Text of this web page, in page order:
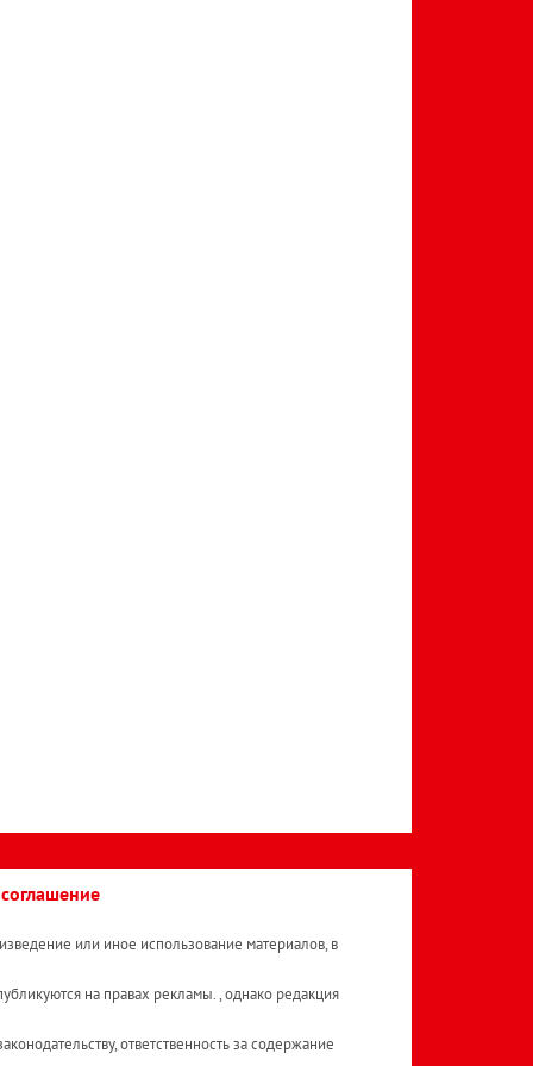
или иное использование материалов, в
на правах рекламы. , однако редакция
ответственность за содержание